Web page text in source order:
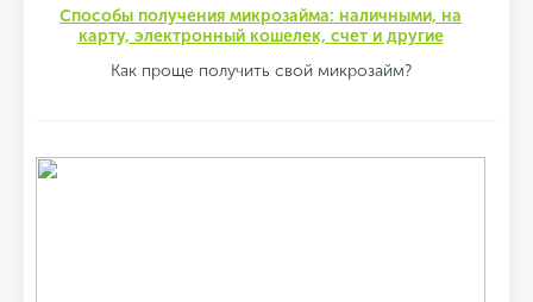
Способы получения микрозайма: наличными, на
карту, электронный кошелек, счет и другие
Как проще получить свой микрозайм?